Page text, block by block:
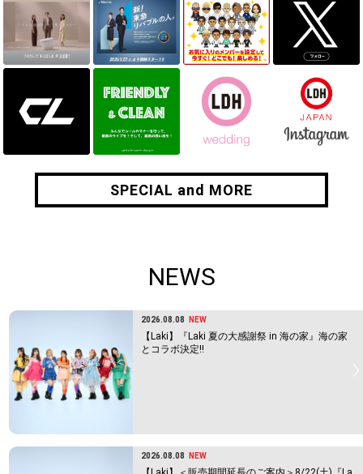
SPECIAL and MORE
SPECIAL and MORE
NEWS
2026.08.08 NEW
【Laki】『Laki 夏の大感謝祭 in 海の家』海の家
とコラボ決定!!
2026.08.08 NEW